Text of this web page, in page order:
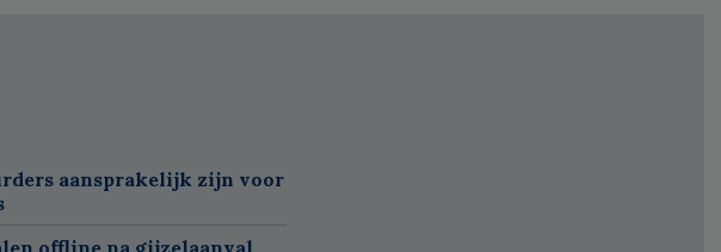
aansprakelijk zijn voor
offline na gijzelaanval